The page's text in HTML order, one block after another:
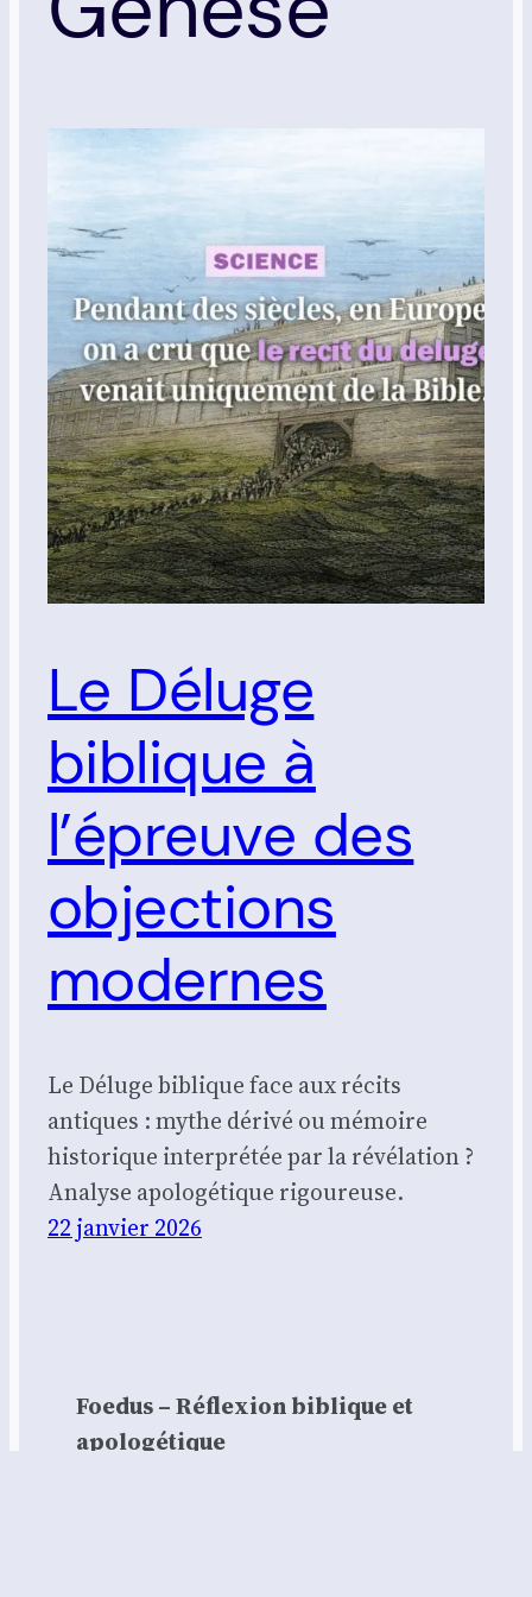
Le Déluge
biblique à
l’épreuve des
objections
modernes
Le Déluge biblique face aux récits
antiques : mythe dérivé ou mémoire
historique interprétée par la révélation ?
Analyse apologétique rigoureuse.
22 janvier 2026
Foedus – Réflexion biblique et
apologétique